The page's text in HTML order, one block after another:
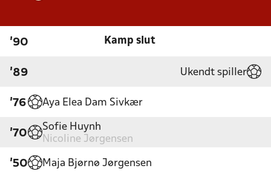
'90 Kamp slut
'89 Ukendt spiller
'76 Aya Elea Dam Sivkær
'70
Sofie Huynh
Nicoline Jørgensen
'50 Maja Bjørnø Jørgensen